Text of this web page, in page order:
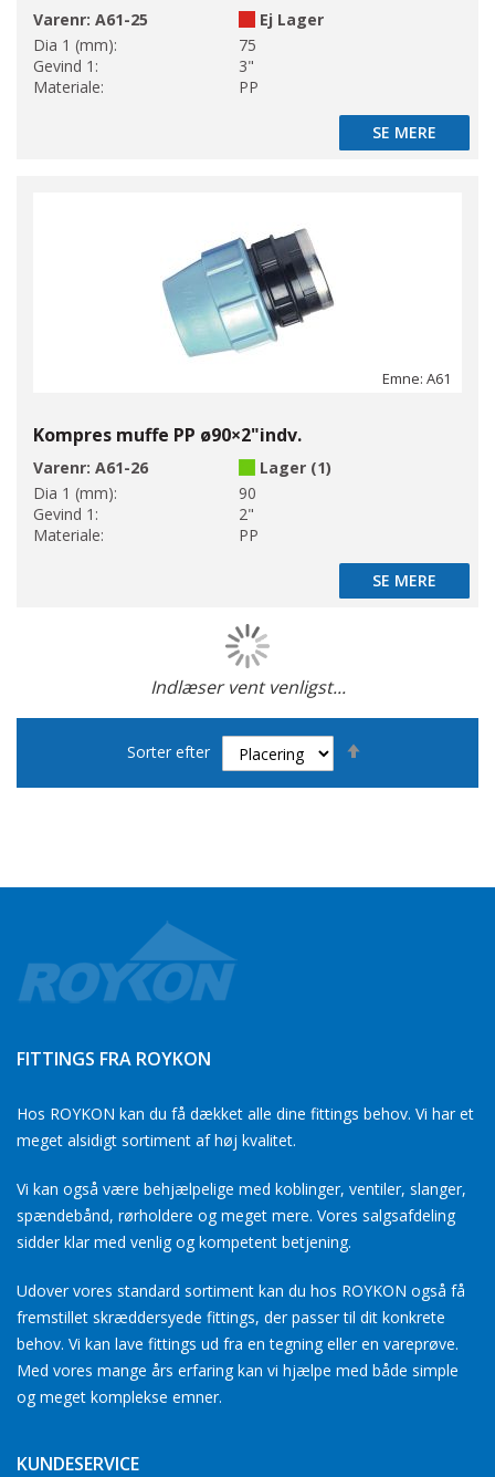
Varenr: A61-25
Ej Lager
Dia 1 (mm):
75
Gevind 1:
3"
Materiale:
PP
SE MERE
SE MERE
Emne: A61
Kompres muffe PP ø90×2"indv.
Varenr: A61-26
Lager (1)
Dia 1 (mm):
90
Gevind 1:
2"
Materiale:
PP
SE MERE
SE MERE
Indlæser vent venligst...
Sorter efter
FITTINGS FRA ROYKON
Hos ROYKON kan du få dækket alle dine fittings behov. Vi har et
meget alsidigt sortiment af høj kvalitet.
Vi kan også være behjælpelige med koblinger, ventiler, slanger,
spændebånd, rørholdere og meget mere. Vores salgsafdeling
sidder klar med venlig og kompetent betjening.
Udover vores standard sortiment kan du hos ROYKON også få
fremstillet skræddersyede fittings, der passer til dit konkrete
behov. Vi kan lave fittings ud fra en tegning eller en vareprøve.
Med vores mange års erfaring kan vi hjælpe med både simple
og meget komplekse emner.
KUNDESERVICE